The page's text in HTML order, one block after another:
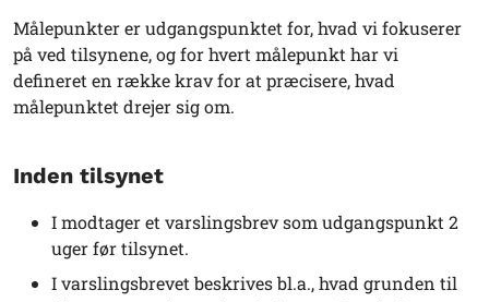
Målepunkter er udgangspunktet for, hvad vi fokuserer
på ved tilsynene, og for hvert målepunkt har vi
defineret en række krav for at præcisere, hvad
målepunktet drejer sig om.
Inden tilsynet
I modtager et varslingsbrev som udgangspunkt 2
uger før tilsynet.
I varslingsbrevet beskrives bl.a., hvad grunden til